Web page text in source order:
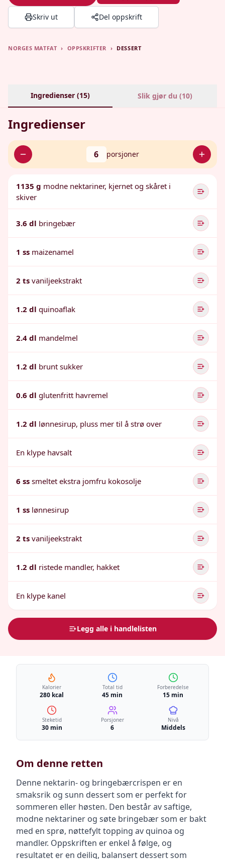
Skriv ut Del oppskrift
NORGES MATFAT › OPPSKRIFTER › DESSERT
Ingredienser (15) Slik gjør du (10)
Ingredienser
6 porsjoner
1135 g modne nektariner, kjernet og skåret i
skiver
3.6 dl bringebær
1 ss maizenamel
2 ts vaniljeekstrakt
1.2 dl quinoaflak
2.4 dl mandelmel
1.2 dl brunt sukker
0.6 dl glutenfritt havremel
1.2 dl lønnesirup, pluss mer til å strø over
En klype havsalt
6 ss smeltet ekstra jomfru kokosolje
1 ss lønnesirup
2 ts vaniljeekstrakt
1.2 dl ristede mandler, hakket
En klype kanel
Legg alle i handlelisten
Kalorier
280 kcal
Total tid
45 min
Forberedelse
15 min
Steketid
30 min
Porsjoner
6
Nivå
Middels
Om denne retten
Denne nektarin- og bringebærcrispen er en
smaksrik og sunn dessert som er perfekt for
sommeren eller høsten. Den består av saftige,
modne nektariner og søte bringebær som er bakt
med en sprø, nøttefylt topping av quinoa og
mandler. Oppskriften er enkel å følge, og
resultatet er en deilig, balansert dessert som